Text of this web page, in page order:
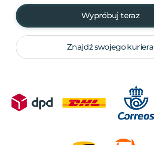
Wypróbuj teraz
Znajdź swojego kuriera